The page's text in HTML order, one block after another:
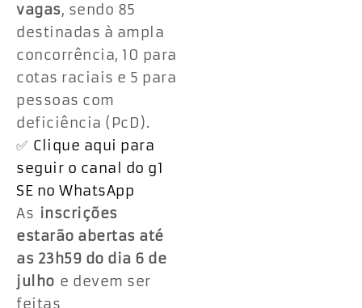
vagas, sendo 85
destinadas à ampla
concorrência, 10 para
cotas raciais e 5 para
pessoas com
deficiência (PcD).
✅ Clique aqui para
seguir o canal do g1
SE no WhatsApp
As inscrições
estarão abertas até
as 23h59 do dia 6 de
julho e devem ser
feitas